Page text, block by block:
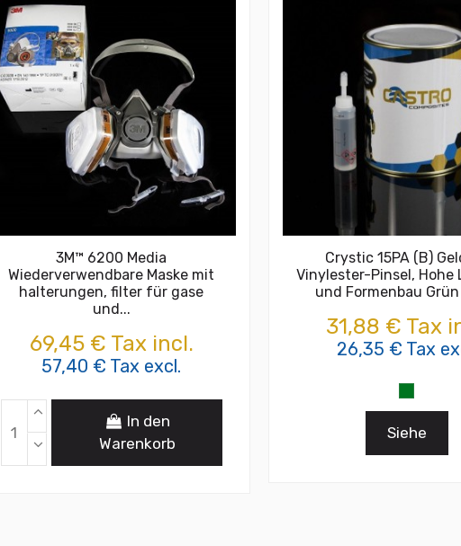
3M™ 6200 Media
Wiederverwendbare Maske mit
halterungen, filter für gase
und...
69,45 € Tax incl.
57,40 € Tax excl.
In den
Warenkorb
Crystic 15PA (B)
Vinylester-Pinsel, Hohe
und Formenbau
31,88 € Tax
26,35 € Tax
Siehe